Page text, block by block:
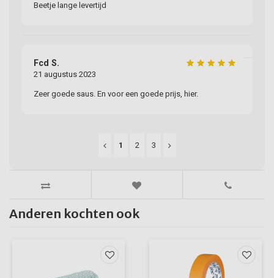
Beetje lange levertijd
Fcd S.
21 augustus 2023
Zeer goede saus. En voor een goede prijs, hier.
1 2 3
Anderen kochten ook